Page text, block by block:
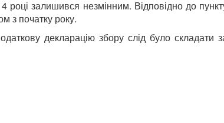
залишився незмінним. Відповідно до
з початку року.
декларацію збору слід було